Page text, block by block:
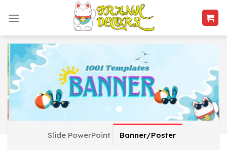
Slide PowerPoint Banner/Poster